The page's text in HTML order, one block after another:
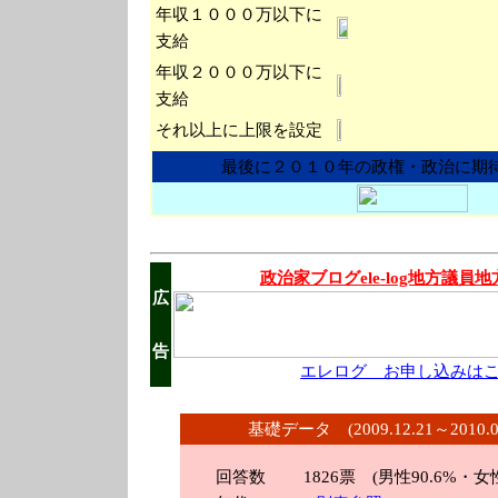
年収１０００万以下に
支給
年収２０００万以下に
支給
それ以上に上限を設定
最後に２０１０年の政権・政治に期
広
告
政治家ブログele-log地方議員地
エレログ お申し込みは
基礎データ (2009.12.21～
回答数 1826票 (男性90.6%・女